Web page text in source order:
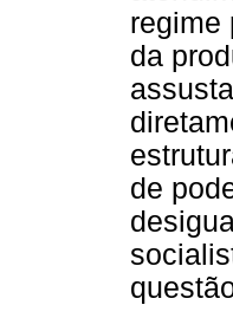
regime
da
de